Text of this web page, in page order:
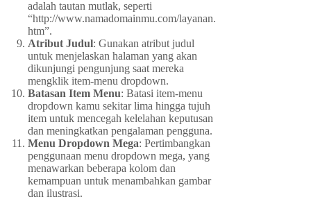
adalah tautan mutlak, seperti
“http://www.namadomainmu.com/layanan.
htm”.
Atribut Judul: Gunakan atribut judul
untuk menjelaskan halaman yang akan
dikunjungi pengunjung saat mereka
mengklik item-menu dropdown.
Batasan Item Menu: Batasi item-menu
dropdown kamu sekitar lima hingga tujuh
item untuk mencegah kelelahan keputusan
dan meningkatkan pengalaman pengguna.
Menu Dropdown Mega: Pertimbangkan
penggunaan menu dropdown mega, yang
menawarkan beberapa kolom dan
kemampuan untuk menambahkan gambar
dan ilustrasi.